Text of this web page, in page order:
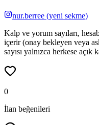
nur.berree (yeni sekme)
Kalp ve yorum sayıları,
içerir (onay bekleyen veya
sayısı yalnızca herkese açık
0
İlan beğenileri